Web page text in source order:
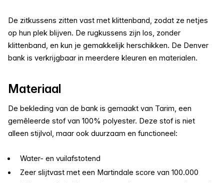
De zitkussens zitten vast met klittenband, zodat ze netjes
op hun plek blijven. De rugkussens zijn los, zonder
klittenband, en kun je gemakkelijk herschikken. De Denver
bank is verkrijgbaar in meerdere kleuren en materialen.
Materiaal
De bekleding van de bank is gemaakt van Tarim, een
gemêleerde stof van 100% polyester. Deze stof is niet
alleen stijlvol, maar ook duurzaam en functioneel:
Water- en vuilafstotend
Zeer slijtvast met een Martindale score van 100.000